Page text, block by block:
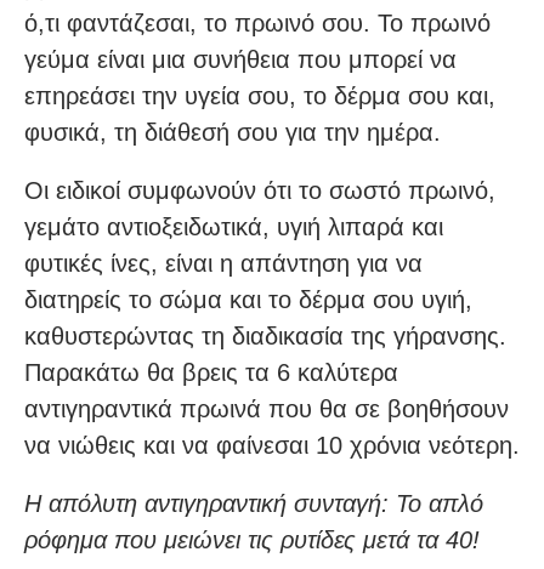
ό,τι φαντάζεσαι, το πρωινό σου. Το πρωινό
γεύμα είναι μια συνήθεια που μπορεί να
επηρεάσει την υγεία σου, το δέρμα σου και,
φυσικά, τη διάθεσή σου για την ημέρα.
Οι ειδικοί συμφωνούν ότι το σωστό πρωινό,
γεμάτο αντιοξειδωτικά, υγιή λιπαρά και
φυτικές ίνες, είναι η απάντηση για να
διατηρείς το σώμα και το δέρμα σου υγιή,
καθυστερώντας τη διαδικασία της γήρανσης.
Παρακάτω θα βρεις τα 6 καλύτερα
αντιγηραντικά πρωινά που θα σε βοηθήσουν
να νιώθεις και να φαίνεσαι 10 χρόνια νεότερη.
Η απόλυτη αντιγηραντική συνταγή: Το απλό
ρόφημα που μειώνει τις ρυτίδες μετά τα 40!